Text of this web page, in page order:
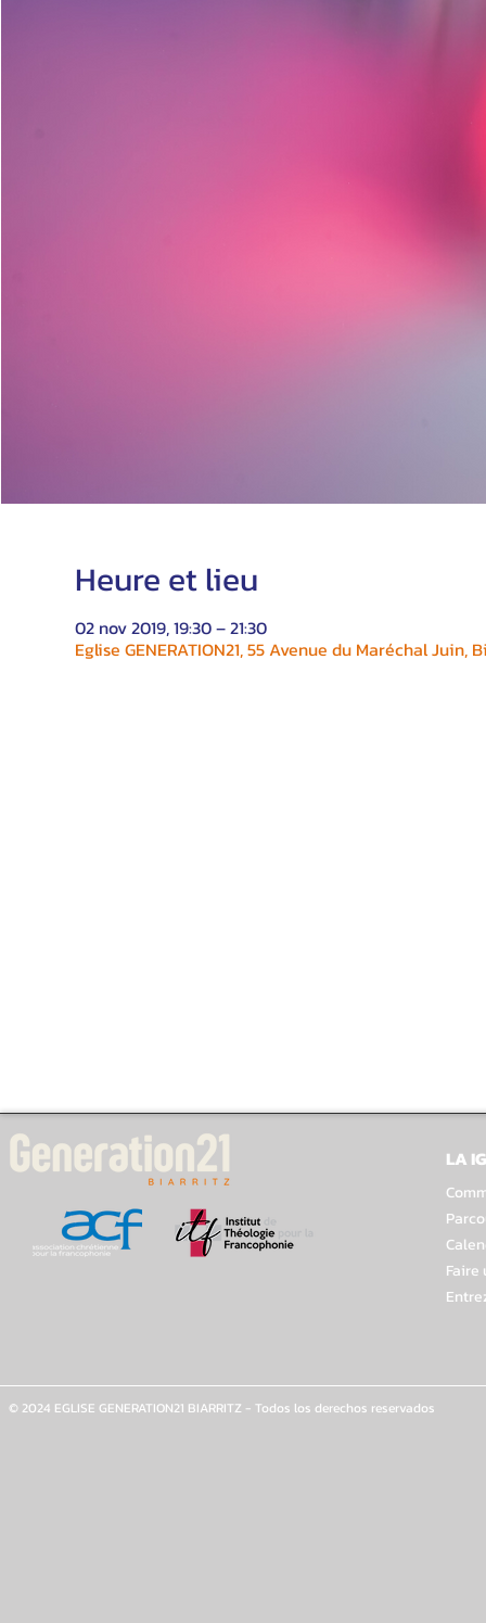
Heure et lieu
02 nov 2019, 19:30 – 21:30
Eglise GENERATION21, 55 Avenue du Maréchal Juin,
LA
Faire
© 2024 EGLISE GENERATION21 BIARRITZ - Todos los derechos reservados